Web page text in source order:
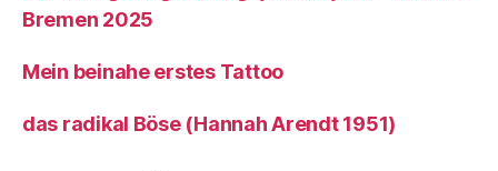
Bremen 2025
Mein beinahe erstes Tattoo
das radikal Böse (Hannah Arendt 1951)